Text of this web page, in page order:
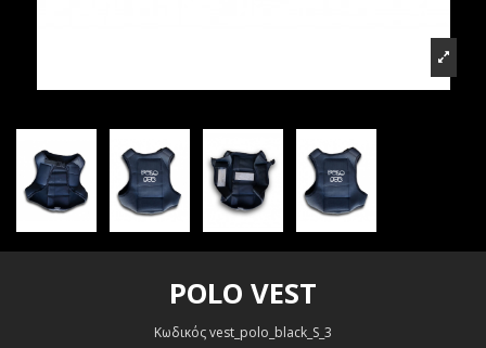
POLO VEST
Κωδικόςvest_polo_black_S_3